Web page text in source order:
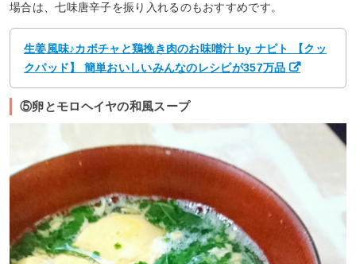
場合は、七味唐辛子を振り入れるのもおすすめです。
生姜風味♪カボチャと鶏挽き肉のお味噌汁 by ナピト 【クッ
クパッド】 簡単おいしいみんなのレシピが357万品
⑤卵とモロヘイヤの和風スープ